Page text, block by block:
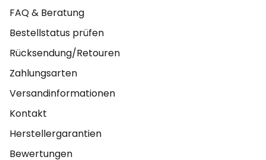
FAQ & Beratung
Bestellstatus prüfen
Rücksendung/Retouren
Zahlungsarten
Versandinformationen
Kontakt
Herstellergarantien
Bewertungen